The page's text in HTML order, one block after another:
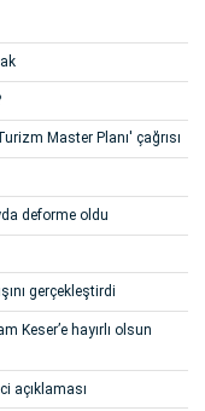
Master Planı' çağrısı
deforme oldu
gerçekleştirdi
Keser’e hayırlı olsun
açıklaması